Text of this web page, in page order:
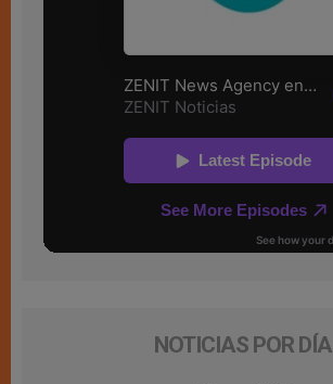
NOTICIAS POR DÍA